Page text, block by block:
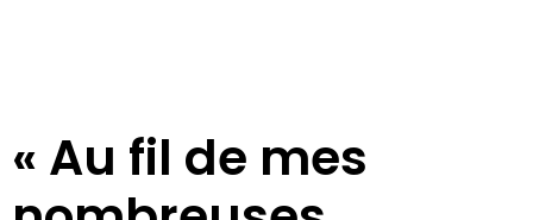
« Au fil de mes